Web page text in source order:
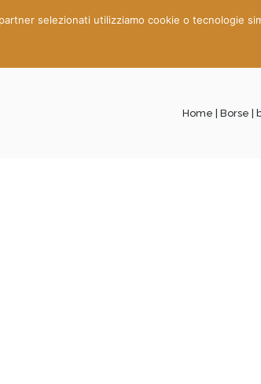
Home Borse |
selezionati utilizziamo cookie o tecnologie